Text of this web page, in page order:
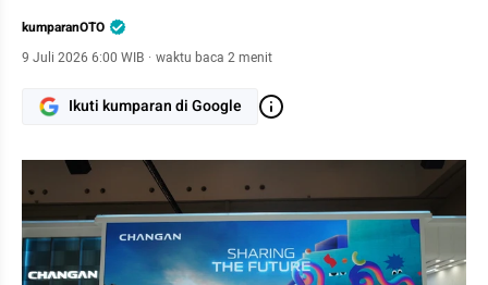
kumparanOTO
9 Juli 2026 6:00 WIB · waktu baca 2 menit
Ikuti kumparan di Google